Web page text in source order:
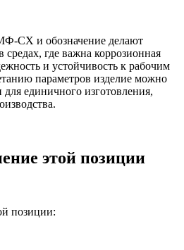
СХ и обозначение делают
где важна коррозионная
и устойчивость к рабочим
параметров изделие можно
единичного изготовления,
этой позиции
позиции: